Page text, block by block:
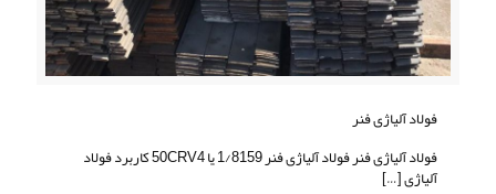
فولاد آلیاژی فنر
فولاد آلیاژی فنر فولاد آلیاژی فنر 1/8159 یا 50CRV4 کاربرد فولاد
آلیاژی[…]